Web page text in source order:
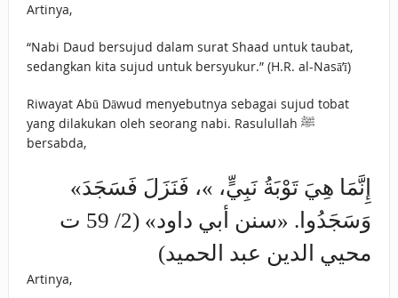
Artinya,
“Nabi Daud bersujud dalam surat Shaad untuk taubat,
sedangkan kita sujud untuk bersyukur.” (H.R. al-Nasā’ī)
Riwayat Abū Dāwud menyebutnya sebagai sujud tobat
yang dilakukan oleh seorang nabi. Rasulullah ﷺ
bersabda,
«إِنَّمَا ‌هِيَ ‌تَوْبَةُ ‌نَبِيٍّ، »، فَنَزَلَ فَسَجَدَ
وَسَجَدُوا. «سنن أبي داود» (2/ 59 ت
محيي الدين عبد الحميد)
Artinya,